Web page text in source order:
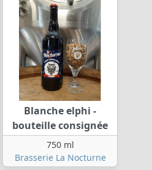
Blanche elphi -
bouteille consignée
750 ml
Brasserie La Nocturne